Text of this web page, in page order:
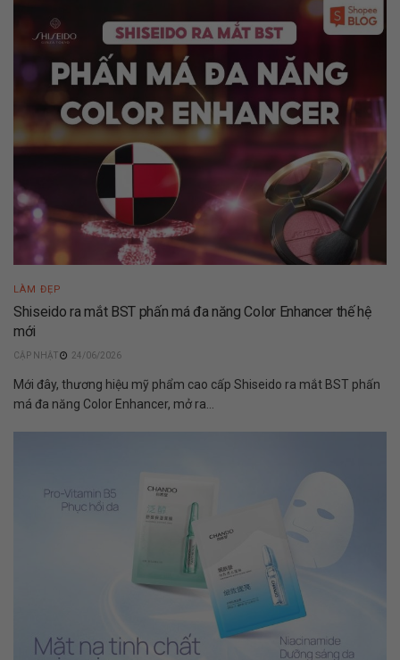
LÀM ĐẸP
Shiseido ra mắt BST phấn má đa năng Color Enhancer thế hệ
mới
24/06/2026
Mới đây, thương hiệu mỹ phẩm cao cấp Shiseido ra mắt BST phấn
má đa năng Color Enhancer, mở ra...